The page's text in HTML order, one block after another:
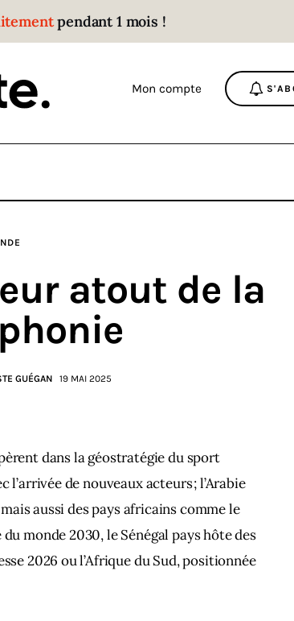
pendant 1 mois !
Mon compte
les gens qui ont
atout de la
GUÉGAN 19 MAI 2025
dans la géostratégie du sport
l’arrivée de nouveaux acteurs ; l’Arabie
aussi des pays africains comme le
monde 2030, le Sénégal pays hôte des
2026 ou l’Afrique du Sud, positionnée